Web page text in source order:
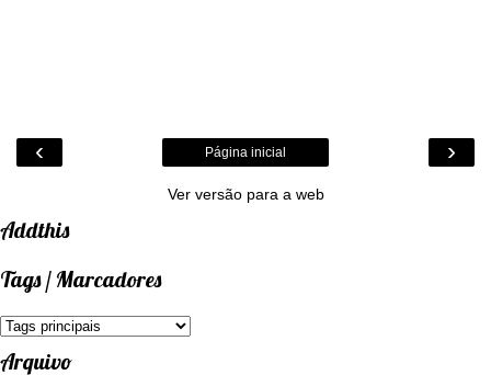
‹ ›
Página inicial
Ver versão para a web
Addthis
Tags / Marcadores
Arquivo